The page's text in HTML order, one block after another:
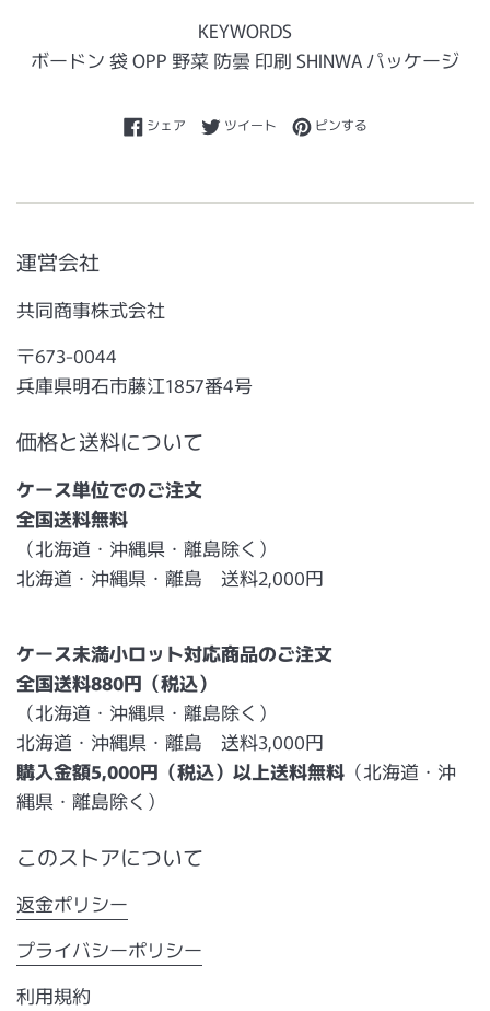
KEYWORDS
ボードン 袋 OPP 野菜 防曇 印刷 SHINWA パッケージ
シェアFacebookでシェアする
ツイートTwitterに投稿する
ピンするPinterestでピンする
運営会社
共同商事株式会社
〒673-0044
兵庫県明石市藤江1857番4号
価格と送料について
ケース単位でのご注文
全国送料無料
（北海道・沖縄県・離島除く）
北海道・沖縄県・離島 送料2,000円
ケース未満小ロット対応商品のご注文
全国送料880円（税込）
（北海道・沖縄県・離島除く）
北海道・沖縄県・離島 送料3,000円
購入金額5,000円（税込）以上送料無料 （北海道・沖
縄県・離島除く）
このストアについて
返金ポリシー
プライバシーポリシー
利用規約